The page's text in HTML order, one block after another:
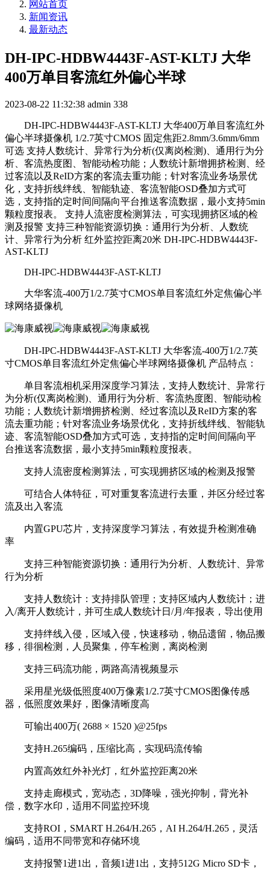
网站首页
新闻资讯
最新动态
DH-IPC-HDBW4443F-AST-KLTJ 大华
400万单目客流红外偏心半球
2023-08-22 11:32:38 admin 338
DH-IPC-HDBW4443F-AST-KLTJ 大华400万单目客流红外
偏心半球摄像机 1/2.7英寸CMOS 固定焦距2.8mm/3.6mm/6mm
可选 支持人数统计、异常行为分析(仅离岗检测)、通用行为分
析、客流热度图、智能动检功能；人数统计新增拥挤检测、经
过客流以及ReID方案的客流去重功能；针对客流业务场景优
化，支持折线绊线、智能轨迹、客流智能OSD叠加方式可
选，支持指的定时间间隔向平台推送客流数据，最小支持5min
颗粒度报表。 支持人流密度检测算法，可实现拥挤区域的检
测及报警 支持三种智能资源切换：通用行为分析、人数统
计、异常行为分析 红外监控距离20米 DH-IPC-HDBW4443F-
AST-KLTJ
DH-IPC-HDBW4443F-AST-KLTJ
大华客流-400万1/2.7英寸CMOS单目客流红外定焦偏心半
球网络摄像机
DH-IPC-HDBW4443F-AST-KLTJ 大华客流-400万1/2.7英
寸CMOS单目客流红外定焦偏心半球网络摄像机 产品特点：
单目客流相机采用深度学习算法，支持人数统计、异常行
为分析(仅离岗检测)、通用行为分析、客流热度图、智能动检
功能；人数统计新增拥挤检测、经过客流以及ReID方案的客
流去重功能；针对客流业务场景优化，支持折线绊线、智能轨
迹、客流智能OSD叠加方式可选，支持指的定时间间隔向平
台推送客流数据，最小支持5min颗粒度报表。
支持人流密度检测算法，可实现拥挤区域的检测及报警
可结合人体特征，可对重复客流进行去重，并区分经过客
流及出入客流
内置GPU芯片，支持深度学习算法，有效提升检测准确
率
支持三种智能资源切换：通用行为分析、人数统计、异常
行为分析
支持人数统计：支持排队管理；支持区域内人数统计；进
入/离开人数统计，并可生成人数统计日/月/年报表，导出使用
支持绊线入侵，区域入侵，快速移动，物品遗留，物品搬
移，徘徊检测，人员聚集，停车检测，离岗检测
支持三码流功能，两路高清视频显示
采用星光级低照度400万像素1/2.7英寸CMOS图像传感
器，低照度效果好，图像清晰度高
可输出400万( 2688 × 1520 )@25fps
支持H.265编码，压缩比高，实现码流传输
内置高效红外补光灯，红外监控距离20米
支持走廊模式，宽动态，3D降噪，强光抑制，背光补
偿，数字水印，适用不同监控环境
支持ROI，SMART H.264/H.265，AI H.264/H.265，灵活
编码，适用不同带宽和存储环境
支持报警1进1出，音频1进1出，支持512G Micro SD卡，